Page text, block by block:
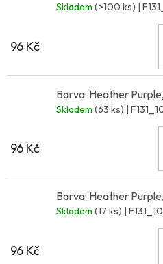
Skladem (>100 ks) |
96 Kč
Barva: Heather
Skladem (63 ks) |
96 Kč
Barva: Heather
Skladem (17 ks) |
96 Kč